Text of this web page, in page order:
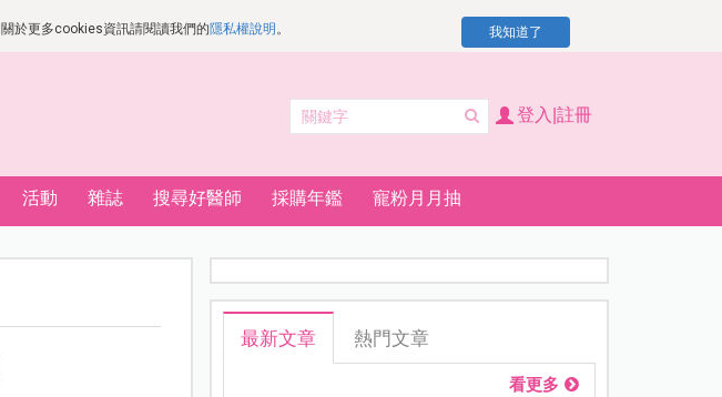
於更多cookies資訊請閱讀我們的隱私權說明 。 我知道了
登入|註冊
活動 雜誌 搜尋好醫師 採購年鑑 寵粉月月抽
最新文章 熱門文章
看更多